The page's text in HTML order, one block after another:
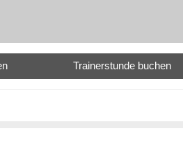
Trainerstunde buchen